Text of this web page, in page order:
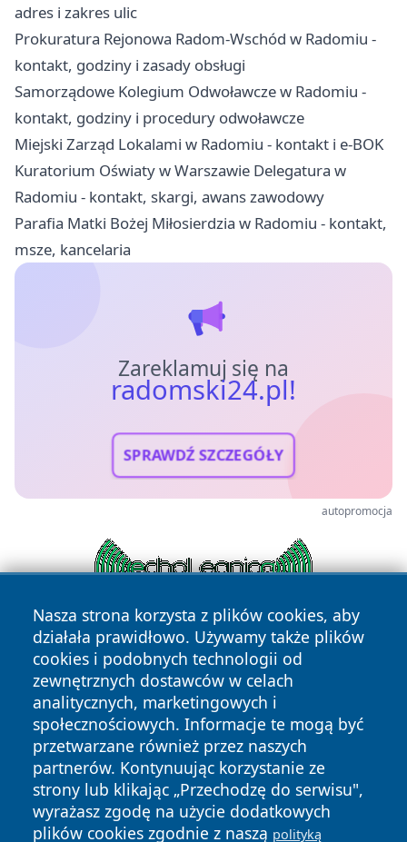
adres i zakres ulic
Prokuratura Rejonowa Radom-Wschód w Radomiu -
kontakt, godziny i zasady obsługi
Samorządowe Kolegium Odwoławcze w Radomiu -
kontakt, godziny i procedury odwoławcze
Miejski Zarząd Lokalami w Radomiu - kontakt i e-BOK
Kuratorium Oświaty w Warszawie Delegatura w
Radomiu - kontakt, skargi, awans zawodowy
Parafia Matki Bożej Miłosierdzia w Radomiu - kontakt,
msze, kancelaria
Zareklamuj się na
radomski24.pl!
SPRAWDŹ SZCZEGÓŁY
autopromocja
Nasza strona korzysta z plików cookies, aby
działała prawidłowo. Używamy także plików
cookies i podobnych technologii od
zewnętrznych dostawców w celach
analitycznych, marketingowych i
społecznościowych. Informacje te mogą być
przetwarzane również przez naszych
partnerów. Kontynuując korzystanie ze
strony lub klikając „Przechodzę do serwisu",
wyrażasz zgodę na użycie dodatkowych
plików cookies zgodnie z naszą polityką
Copyright © 2026 radomski24.pl Wszystkie prawa
zastrzeżone.
Polityka
Polityka